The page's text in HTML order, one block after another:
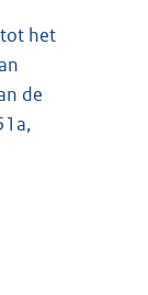
het
de